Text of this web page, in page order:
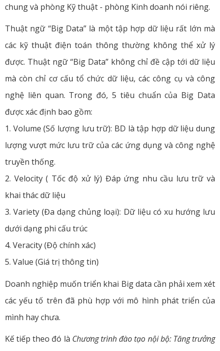
chung và phòng Kỹ thuật - phòng Kinh doanh nói riêng.
Thuật ngữ “Big Data” là một tập hợp dữ liệu rất lớn mà
các kỹ thuật điện toán thông thường không thể xử lý
được. Thuật ngữ “Big Data” không chỉ đề cập tới dữ liệu
mà còn chỉ cơ cấu tổ chức dữ liệu, các công cụ và công
nghệ liên quan. Trong đó, 5 tiêu chuẩn của Big Data
được xác định bao gồm:
1. Volume (Số lượng lưu trữ): BD là tập hợp dữ liệu dung
lượng vượt mức lưu trữ của các ứng dụng và công nghệ
truyền thống.
2. Velocity ( Tốc độ xử lý) Đáp ứng nhu cầu lưu trữ và
khai thác dữ liệu
3. Variety (Đa dạng chủng loại): Dữ liệu có xu hướng lưu
dưới dạng phi cấu trúc
4. Veracity (Độ chính xác)
5. Value (Giá trị thông tin)
Doanh nghiệp muốn triển khai Big data cần phải xem xét
các yếu tố trên đã phù hợp với mô hình phát triển của
mình hay chưa.
Kế tiếp theo đó là Chương trình đào tạo nội bộ: Tăng trưởng